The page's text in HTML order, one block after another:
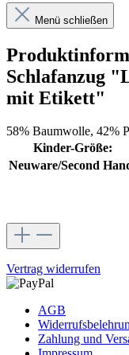
Menü schließen
Schlafanzug
mit Etikett"
58% Baumwolle, 42%
Kinder-Größe:
Neuware/Second
Vertrag widerrufen
AGB
Zahlung und